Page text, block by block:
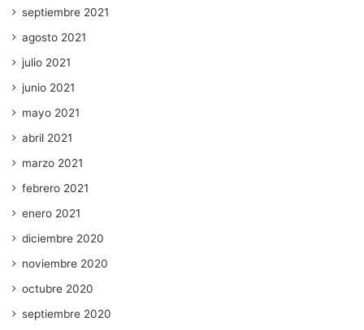
septiembre 2021
agosto 2021
julio 2021
junio 2021
mayo 2021
abril 2021
marzo 2021
febrero 2021
enero 2021
diciembre 2020
noviembre 2020
octubre 2020
septiembre 2020